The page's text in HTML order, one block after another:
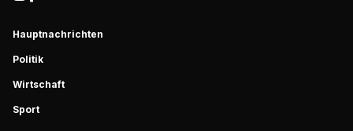
Hauptnachrichten
Politik
Wirtschaft
Sport